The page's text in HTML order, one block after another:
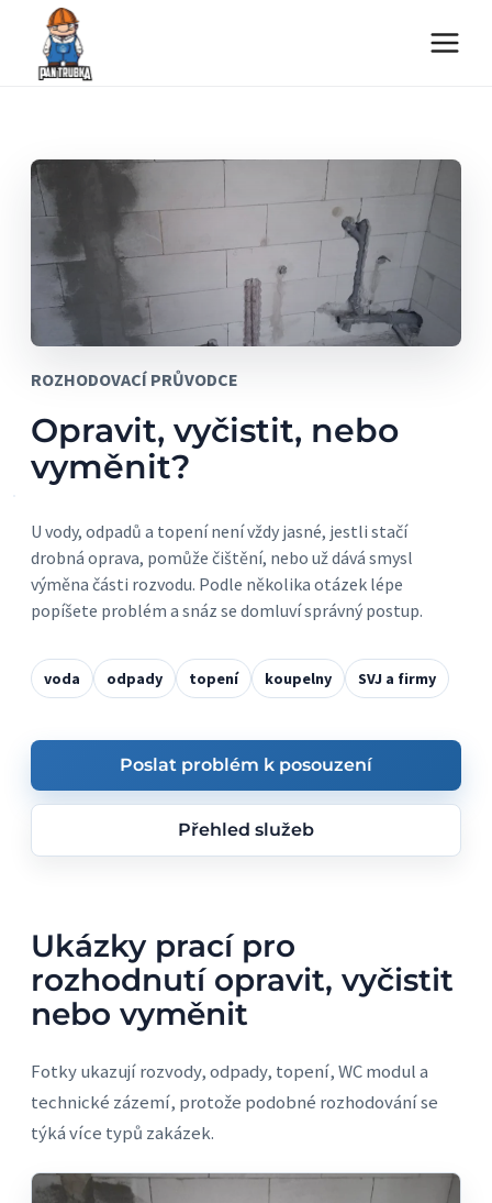
Přeskočit
obsah
ROZHODOVACÍ PRŮVODCE
Opravit, vyčistit, nebo
vyměnit?
U vody, odpadů a topení není vždy jasné, jestli stačí
drobná oprava, pomůže čištění, nebo už dává smysl
výměna části rozvodu. Podle několika otázek lépe
popíšete problém a snáz se domluví správný postup.
voda odpady topení koupelny SVJ a firmy
Poslat problém k posouzení
Přehled služeb
Ukázky prací pro
rozhodnutí opravit, vyčistit
nebo vyměnit
Fotky ukazují rozvody, odpady, topení, WC modul a
technické zázemí, protože podobné rozhodování se
týká více typů zakázek.